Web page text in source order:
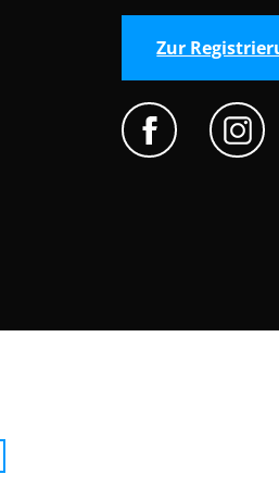
Zur